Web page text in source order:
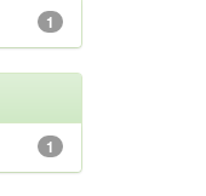
1
1